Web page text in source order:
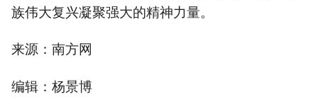
族伟大复兴凝聚强大的精神力量。
来源：南方网
编辑：杨景博